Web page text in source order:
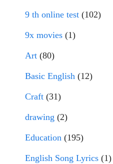
9 th online test (102)
9x movies (1)
Art (80)
Basic English (12)
Craft (31)
drawing (2)
Education (195)
English Song Lyrics (1)